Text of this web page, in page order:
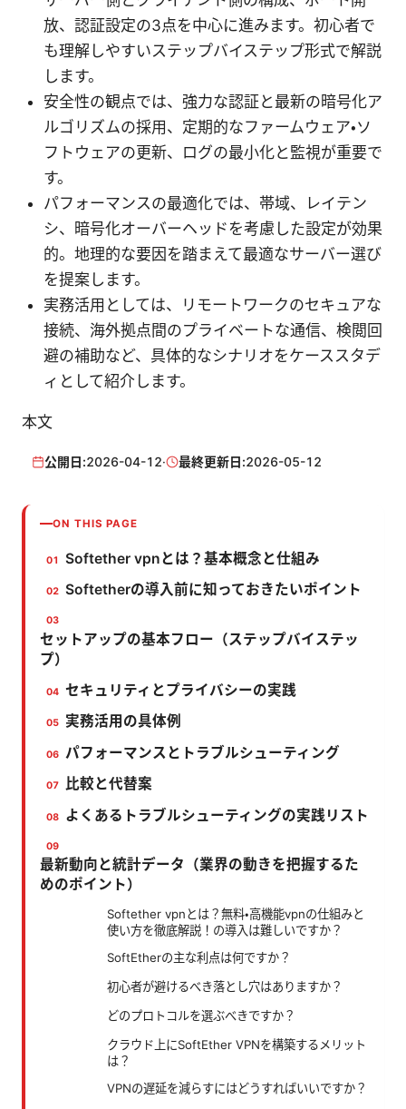
放、認証設定の3点を中心に進みます。初心者で
も理解しやすいステップバイステップ形式で解説
します。
安全性の観点では、強力な認証と最新の暗号化ア
ルゴリズムの採用、定期的なファームウェア・ソ
フトウェアの更新、ログの最小化と監視が重要で
す。
パフォーマンスの最適化では、帯域、レイテン
シ、暗号化オーバーヘッドを考慮した設定が効果
的。地理的な要因を踏まえて最適なサーバー選び
を提案します。
実務活用としては、リモートワークのセキュアな
接続、海外拠点間のプライベートな通信、検閲回
避の補助など、具体的なシナリオをケーススタデ
ィとして紹介します。
本文
公開日:2026-04-12· 最終更新日:2026-05-12
ON THIS PAGE
Softether vpnとは？基本概念と仕組み
Softetherの導入前に知っておきたいポイント
セットアップの基本フロー（ステップバイステッ
プ）
セキュリティとプライバシーの実践
実務活用の具体例
パフォーマンスとトラブルシューティング
比較と代替案
よくあるトラブルシューティングの実践リスト
最新動向と統計データ（業界の動きを把握するた
めのポイント）
Softether vpnとは？無料・高機能vpnの仕組みと
使い方を徹底解説！の導入は難しいですか？
SoftEtherの主な利点は何ですか？
初心者が避けるべき落とし穴はありますか？
どのプロトコルを選ぶべきですか？
クラウド上にSoftEther VPNを構築するメリット
は？
VPNの遅延を減らすにはどうすればいいですか？